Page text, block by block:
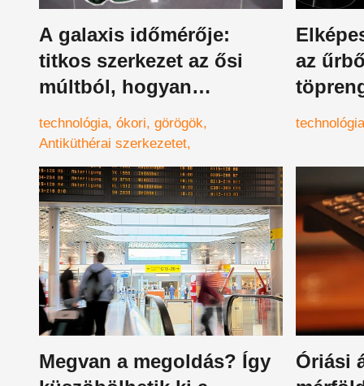
A galaxis időmérője:
titkos szerkezet az ősi
múltból, hogyan
létezhetett ilyen fejlett
technológia?
technológia ókori görögök
Antiküthérai szerkezetet,
az
számára
technológia
Megvan a megoldás? Így
Óriási